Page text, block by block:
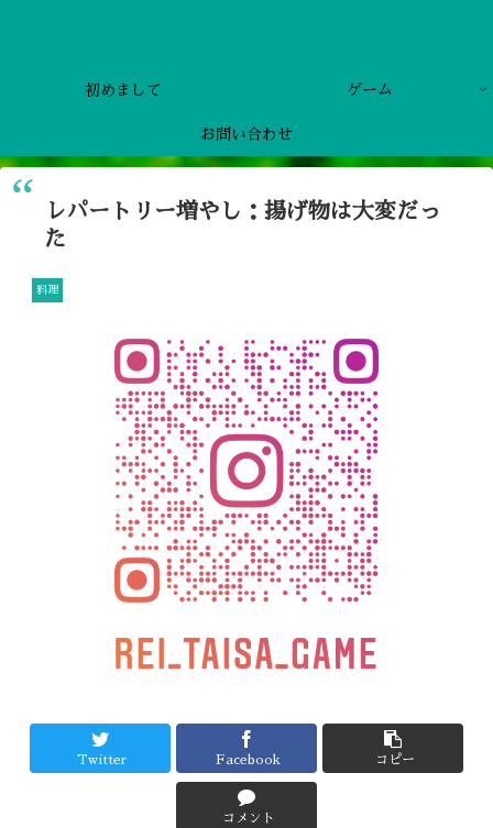
初めまして ゲーム
お問い合わせ
レパートリー増やし：揚げ物は大変だっ
た
料理
Twitter Facebook コピー
コメント